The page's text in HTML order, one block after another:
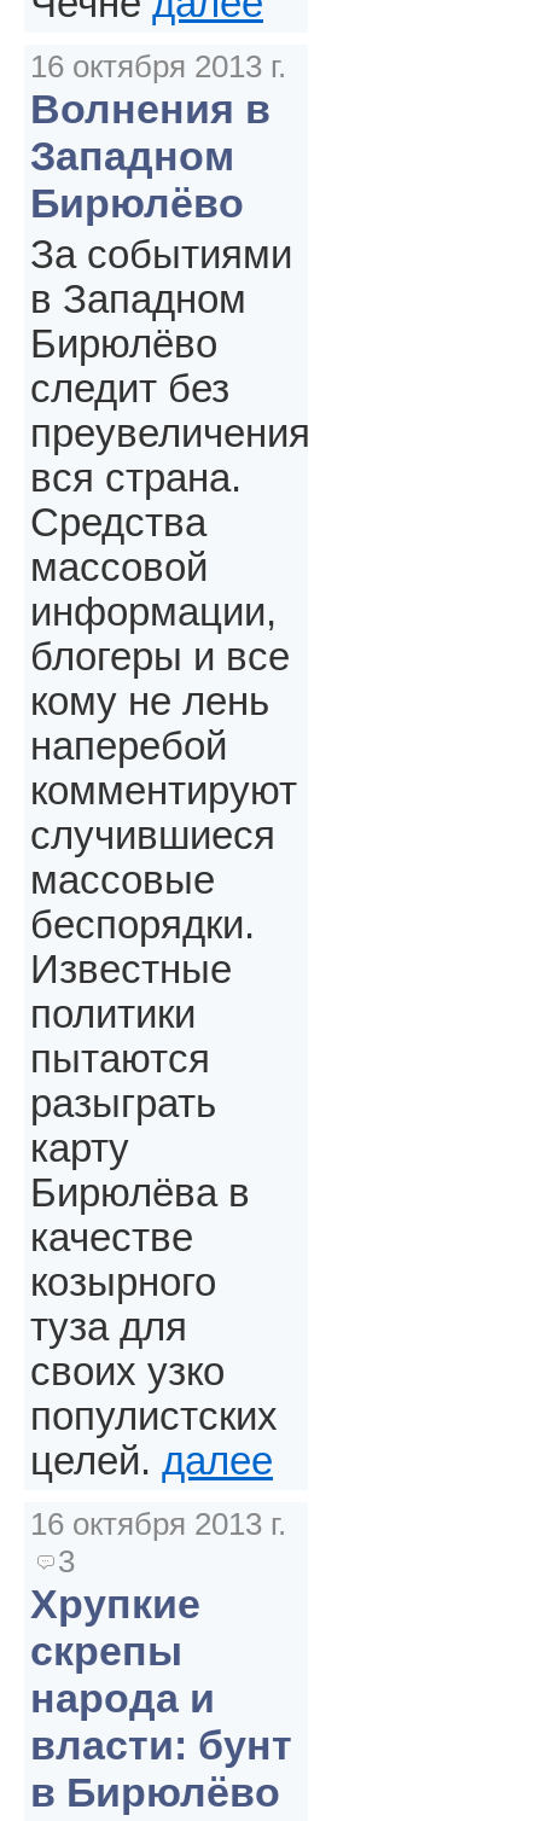
16 октября 2013 г.
Волнения в
Западном
Бирюлёво
За событиями
в Западном
Бирюлёво
следит без
преувеличения
вся страна.
Средства
массовой
информации,
блогеры и все
кому не лень
наперебой
комментируют
случившиеся
массовые
беспорядки.
Известные
политики
пытаются
разыграть
карту
Бирюлёва в
качестве
козырного
туза для
своих узко
популистских
целей. далее
16 октября 2013 г.
3
Хрупкие
скрепы
народа и
власти: бунт
в Бирюлёво